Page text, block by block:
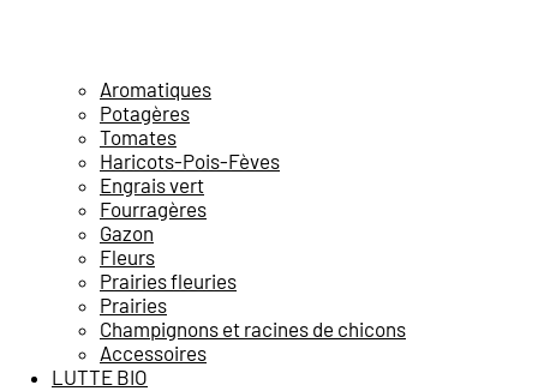
Aromatiques
Potagères
Tomates
Haricots-Pois-Fèves
Engrais vert
Fourragères
Gazon
Fleurs
Prairies fleuries
Prairies
Champignons et racines de chicons
Accessoires
LUTTE BIO